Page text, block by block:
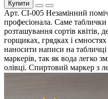
Купити
Арт. СІ-005 Незамінний
професіонала. Саме
розташування сортів квітів,
горщиках, грядках і
наносити написи на
маркерів, так як вода легко
олівці. Спиртовий маркер з